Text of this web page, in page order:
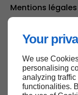
Your
We use
personalising
analyzing
functionalities.
Mentions légales